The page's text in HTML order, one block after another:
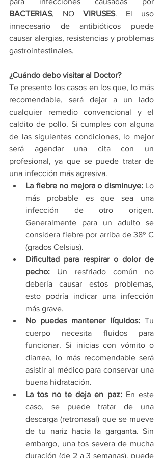
BACTERIAS, NO VIRUSES. El uso
innecesario de antibióticos puede
causar alergias, resistencias y problemas
gastrointestinales.
¿Cuándo debo visitar al Doctor?
Te presento los casos en los que, lo más
recomendable, será dejar a un lado
cualquier remedio convencional y el
caldito de pollo. Si cumples con alguna
de las siguientes condiciones, lo mejor
será agendar una cita con un
profesional, ya que se puede tratar de
una infección más agresiva.
La fiebre no mejora o disminuye: Lo
más probable es que sea una
infección de otro origen.
Generalmente para un adulto se
considera fiebre por arriba de 38º C
(grados Celsius).
Dificultad para respirar o dolor de
pecho: Un resfriado común no
debería causar estos problemas,
esto podría indicar una infección
más grave.
No puedes mantener líquidos: Tu
cuerpo necesita fluidos para
funcionar. Si inicias con vómito o
diarrea, lo más recomendable será
asistir al médico para conservar una
buena hidratación.
La tos no te deja en paz: En este
caso, se puede tratar de una
descarga (retronasal) que se mueve
de tu nariz hacia la garganta. Sin
embargo, una tos severa de mucha
duración (de 2 a 3 semanas), puede